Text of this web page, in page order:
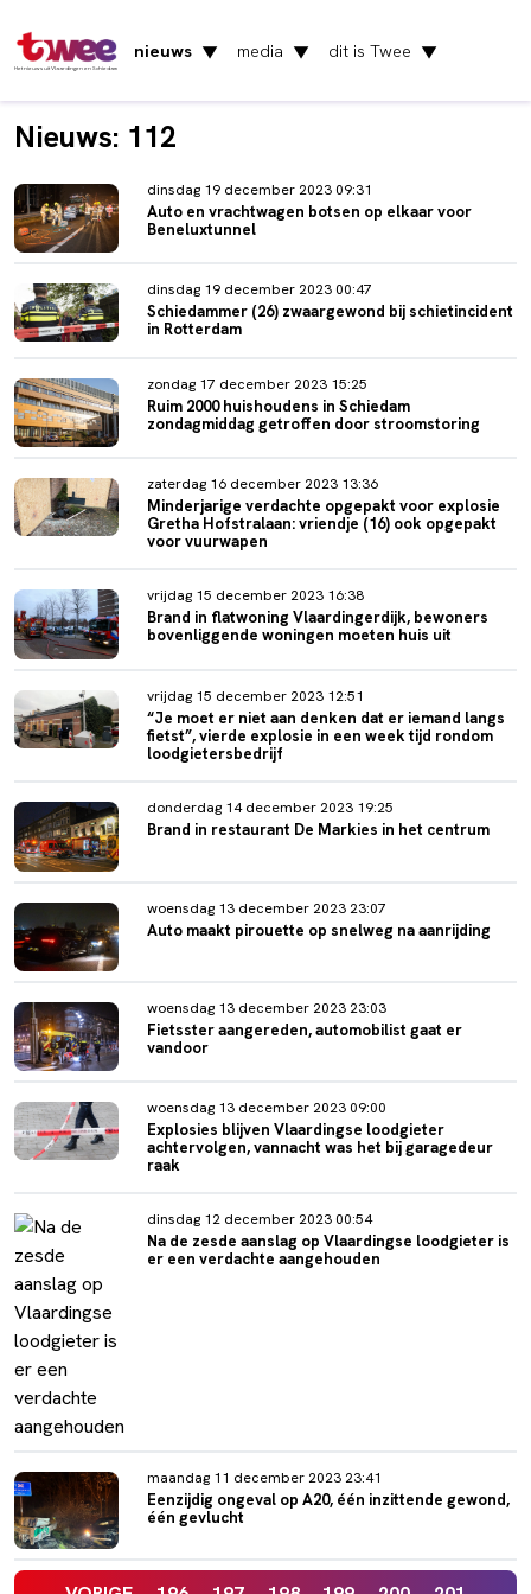
Het nieuws uit Vlaardingen en Schiedam
nieuws ▼ media ▼ dit is Twee ▼
Nieuws: 112
dinsdag 19 december 2023 09:31
Auto en vrachtwagen botsen op elkaar voor
Beneluxtunnel
dinsdag 19 december 2023 00:47
Schiedammer (26) zwaargewond bij schietincident
in Rotterdam
zondag 17 december 2023 15:25
Ruim 2000 huishoudens in Schiedam
zondagmiddag getroffen door stroomstoring
zaterdag 16 december 2023 13:36
Minderjarige verdachte opgepakt voor explosie
Gretha Hofstralaan: vriendje (16) ook opgepakt
voor vuurwapen
vrijdag 15 december 2023 16:38
Brand in flatwoning Vlaardingerdijk, bewoners
bovenliggende woningen moeten huis uit
vrijdag 15 december 2023 12:51
“Je moet er niet aan denken dat er iemand langs
fietst”, vierde explosie in een week tijd rondom
loodgietersbedrijf
donderdag 14 december 2023 19:25
Brand in restaurant De Markies in het centrum
woensdag 13 december 2023 23:07
Auto maakt pirouette op snelweg na aanrijding
woensdag 13 december 2023 23:03
Fietsster aangereden, automobilist gaat er
vandoor
woensdag 13 december 2023 09:00
Explosies blijven Vlaardingse loodgieter
achtervolgen, vannacht was het bij garagedeur
raak
dinsdag 12 december 2023 00:54
Na de zesde aanslag op Vlaardingse loodgieter is
er een verdachte aangehouden
maandag 11 december 2023 23:41
Eenzijdig ongeval op A20, één inzittende gewond,
één gevlucht